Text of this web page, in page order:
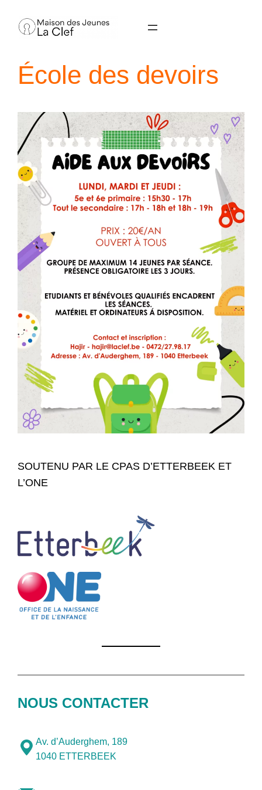
École des devoirs
SOUTENU PAR LE CPAS D’ETTERBEEK ET
L’ONE
NOUS CONTACTER
Av. d’Auderghem, 189
1040 ETTERBEEK